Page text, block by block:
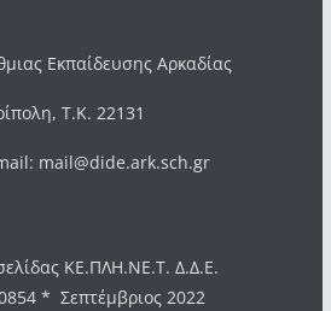
Εκπαίδευσης Αρκαδίας
Τ.Κ. 22131
mail@dide.ark.sch.gr
ΚΕ.ΠΛΗ.ΝΕ.Τ. Δ.Δ.Ε.
* Σεπτέμβριος 2022